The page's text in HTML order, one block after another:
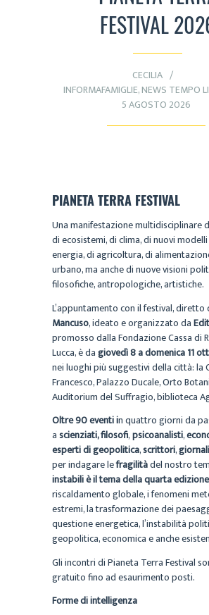
FESTIVAL
CECILIA
INFORMAFAMIGLIE,NEWS TEMPO
5 AGOSTO 2026
PIANETA TERRA FESTIVAL
Una manifestazione multidisciplinare
di ecosistemi, di clima, di nuovi
energia, di agricoltura, di
urbano, ma anche di nuove visioni
filosofiche, antropologiche, artistiche.
L’appuntamento con il festival, diretto
Mancuso, ideato e organizzato da
promosso dalla Fondazione Cassa di
Lucca, è dagiovedì 8 a domenica 11
nei luoghi più suggestivi della città: la
Francesco, Palazzo Ducale, Orto
Auditorium del Suffragio, biblioteca
Oltre 90 eventiin quattro giorni da
ascienziati, filosofi,psicoanalisti,
esperti digeopolitica,scrittori,
per indagare lefragilitàdel nostro
instabili è il tema della quarta edizione
riscaldamento globale, i fenomeni
estremi, la trasformazione dei
questione energetica, l’instabilità
geopolitica, economica e anche
Gli incontri di Pianeta Terra Festival
gratuito fino ad esaurimento posti.
Forme di intelligenza